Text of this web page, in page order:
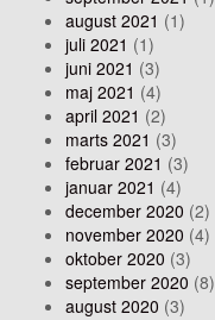
august 2021 (1)
juli 2021 (1)
juni 2021 (3)
maj 2021 (4)
april 2021 (2)
marts 2021 (3)
februar 2021 (3)
januar 2021 (4)
december 2020 (2)
november 2020 (4)
oktober 2020 (3)
september 2020 (8)
august 2020 (3)